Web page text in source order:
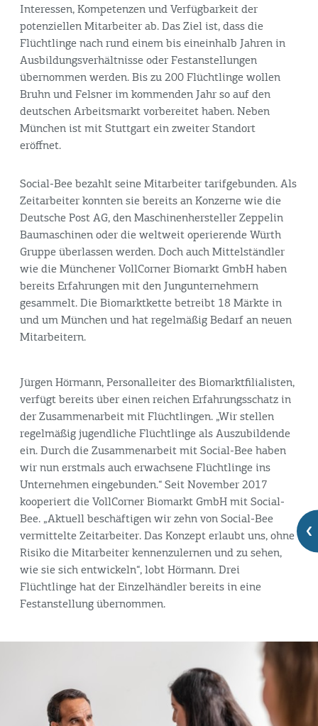
Interessen, Kompetenzen und Verfügbarkeit der
potenziellen Mitarbeiter ab. Das Ziel ist, dass die
Flüchtlinge nach rund einem bis eineinhalb Jahren in
Ausbildungsverhältnisse oder Festanstellungen
übernommen werden. Bis zu 200 Flüchtlinge wollen
Bruhn und Felsner im kommenden Jahr so auf den
deutschen Arbeitsmarkt vorbereitet haben. Neben
München ist mit Stuttgart ein zweiter Standort
eröffnet.
Social-Bee bezahlt seine Mitarbeiter tarifgebunden. Als
Zeitarbeiter konnten sie bereits an Konzerne wie die
Deutsche Post AG, den Maschinenhersteller Zeppelin
Baumaschinen oder die weltweit operierende Würth
Gruppe überlassen werden. Doch auch Mittelständler
wie die Münchener VollCorner Biomarkt GmbH haben
bereits Erfahrungen mit den Jungunternehmern
gesammelt. Die Biomarktkette betreibt 18 Märkte in
und um München und hat regelmäßig Bedarf an neuen
Mitarbeitern.
Jürgen Hörmann, Personalleiter des Biomarktfilialisten,
verfügt bereits über einen reichen Erfahrungsschatz in
der Zusammenarbeit mit Flüchtlingen. „Wir stellen
regelmäßig jugendliche Flüchtlinge als Auszubildende
ein. Durch die Zusammenarbeit mit Social-Bee haben
wir nun erstmals auch erwachsene Flüchtlinge ins
Unternehmen eingebunden.“ Seit November 2017
kooperiert die VollCorner Biomarkt GmbH mit Social-
Bee. „Aktuell beschäftigen wir zehn von Social-Bee
vermittelte Zeitarbeiter. Das Konzept erlaubt uns, ohne
Risiko die Mitarbeiter kennenzulernen und zu sehen,
wie sie sich entwickeln“, lobt Hörmann. Drei
Flüchtlinge hat der Einzelhändler bereits in eine
Festanstellung übernommen.